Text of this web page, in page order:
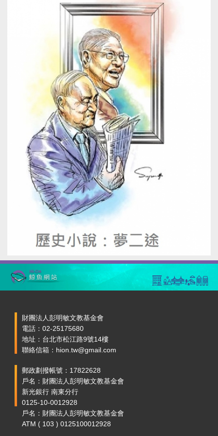
財團法人彭明敏文教基金會
電話：02-25175680
地址：台北市松江路9號14樓
聯絡信箱：hion.tw@gmail.com
郵政劃撥帳號：17822628
戶名：財團法人彭明敏文教基金會
新光銀行 南東分行
0125-10-0012928
戶名：財團法人彭明敏文教基金會
ATM ( 103 ) 0125100012928